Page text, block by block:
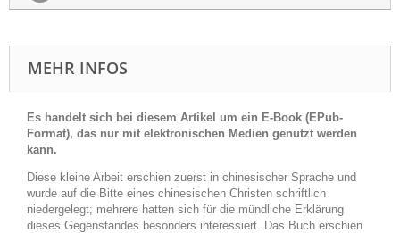
MEHR INFOS
Es handelt sich bei diesem Artikel um ein E-Book (EPub-
Format), das nur mit elektronischen Medien genutzt werden
kann.
Diese kleine Arbeit erschien zuerst in chinesischer Sprache und
wurde auf die Bitte eines chinesischen Christen schriftlich
niedergelegt; mehrere hatten sich für die mündliche Erklärung
dieses Gegenstandes besonders interessiert. Das Buch erschien